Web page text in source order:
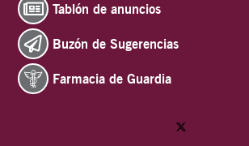
Tablón de anuncios
Buzón de Sugerencias
Farmacia de Guardia